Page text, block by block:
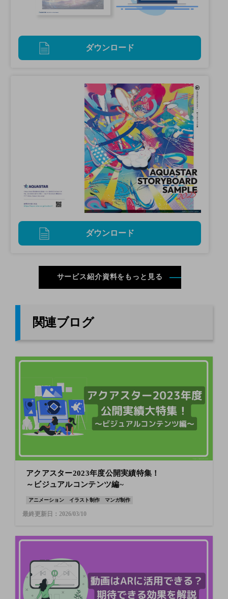
ダウンロード
ダウンロード
サービス紹介資料をもっと見る
関連ブログ
アクアスター2023年度公開実績特集！
～ビジュアルコンテンツ編~
アニメーション イラスト制作 マンガ制作
最終更新日：2026/03/10